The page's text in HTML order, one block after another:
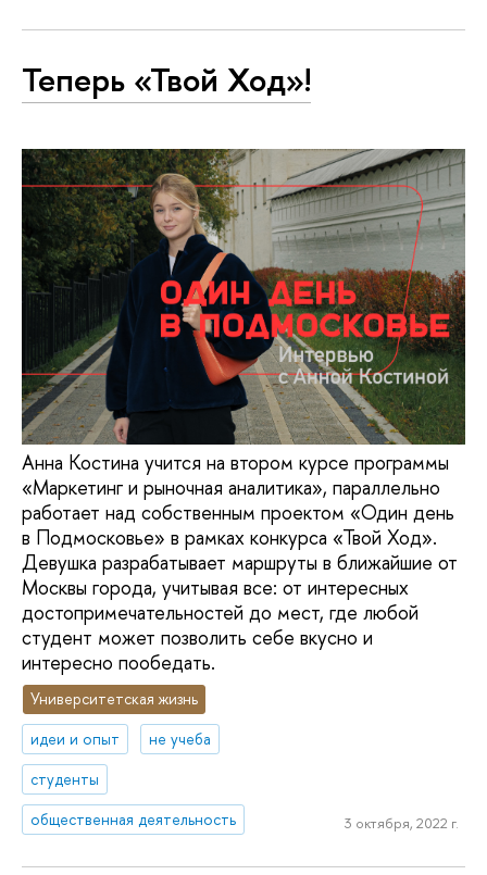
Теперь «Твой Ход»!
Анна Костина учится на втором курсе программы
«Маркетинг и рыночная аналитика», параллельно
работает над собственным проектом «Один день
в Подмосковье» в рамках конкурса «Твой Ход».
Девушка разрабатывает маршруты в ближайшие от
Москвы города, учитывая все: от интересных
достопримечательностей до мест, где любой
студент может позволить себе вкусно и
интересно пообедать.
Университетская жизнь
идеи и опыт
не учеба
студенты
общественная деятельность
3 октября, 2022 г.